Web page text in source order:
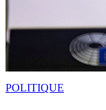
POLITIQUE